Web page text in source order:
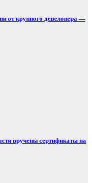
от крупного девелопера —
вручены сертификаты на